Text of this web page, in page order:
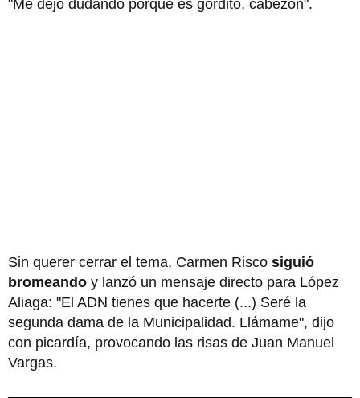
"Me dejó dudando porque es gordito, cabezón".
Sin querer cerrar el tema, Carmen Risco siguió
bromeando y lanzó un mensaje directo para López
Aliaga: "El ADN tienes que hacerte (...) Seré la
segunda dama de la Municipalidad. Llámame", dijo
con picardía, provocando las risas de Juan Manuel
Vargas.